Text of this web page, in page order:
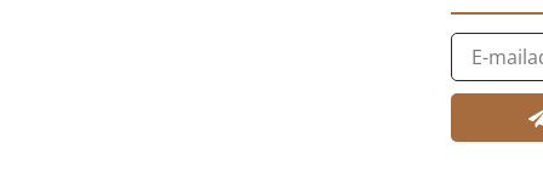
E-
mailadres